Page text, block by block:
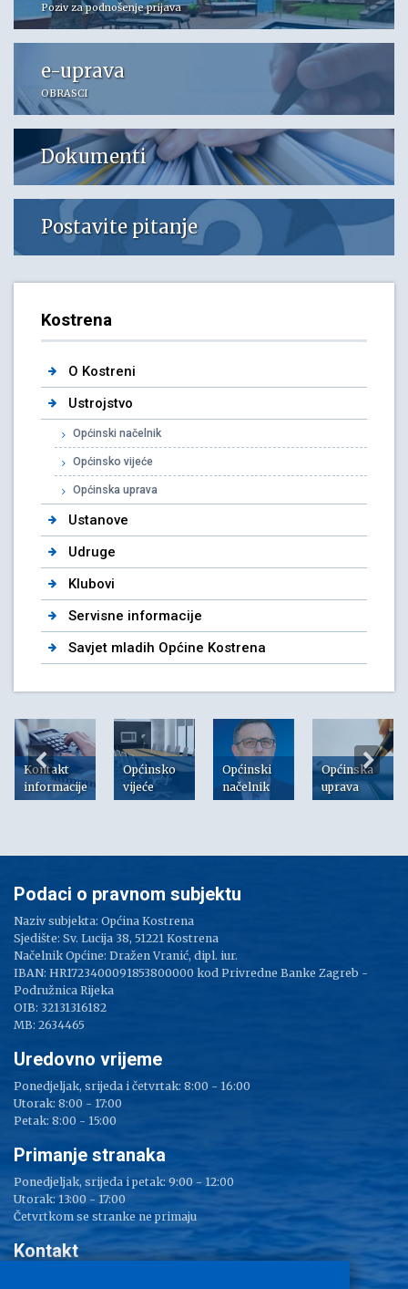
Poziv za podnošenje prijava
e-uprava
OBRASCI
Dokumenti
Postavite pitanje
Kostrena
O Kostreni
Ustrojstvo
Općinski načelnik
Općinsko vijeće
Općinska uprava
Ustanove
Udruge
Klubovi
Servisne informacije
Savjet mladih Općine Kostrena
Kontakt
informacije
Općinsko
vijeće
Općinski
načelnik
Općinska
uprava
Podaci o pravnom subjektu
Naziv subjekta: Općina Kostrena
Sjedište: Sv. Lucija 38, 51221 Kostrena
Načelnik Općine: Dražen Vranić, dipl. iur.
IBAN: HR1723400091853800000 kod Privredne Banke Zagreb -
Podružnica Rijeka
OIB: 32131316182
MB: 2634465
Uredovno vrijeme
Ponedjeljak, srijeda i četvrtak: 8:00 - 16:00
Utorak: 8:00 - 17:00
Petak: 8:00 - 15:00
Primanje stranaka
Ponedjeljak, srijeda i petak: 9:00 - 12:00
Utorak: 13:00 - 17:00
Četvrtkom se stranke ne primaju
Kontakt